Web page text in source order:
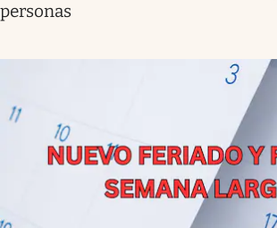
personas